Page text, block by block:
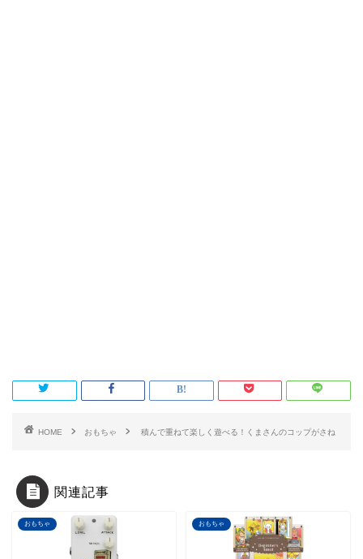
HOME おもちゃ 積んで重ねて楽しく遊べる！くまさんのコップがさね
関連記事
おもちゃ おもちゃ